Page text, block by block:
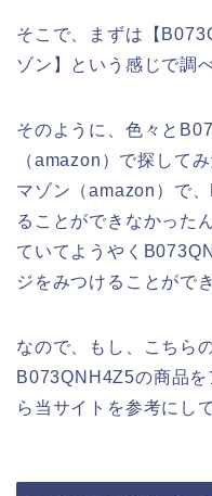
そこで、まずは【
ゾン】という感じで調
そのように、色々と
（amazon）で探して
マゾン（amazon）で
ることができなかった
ていてようやく
ジをみつけることがで
なので、もし、こちら
B073QNH4Z5の商品
ら当サイトを参考にし